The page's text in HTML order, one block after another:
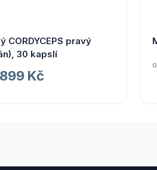
CORDYCEPS pravý
30 kapslí
Kč